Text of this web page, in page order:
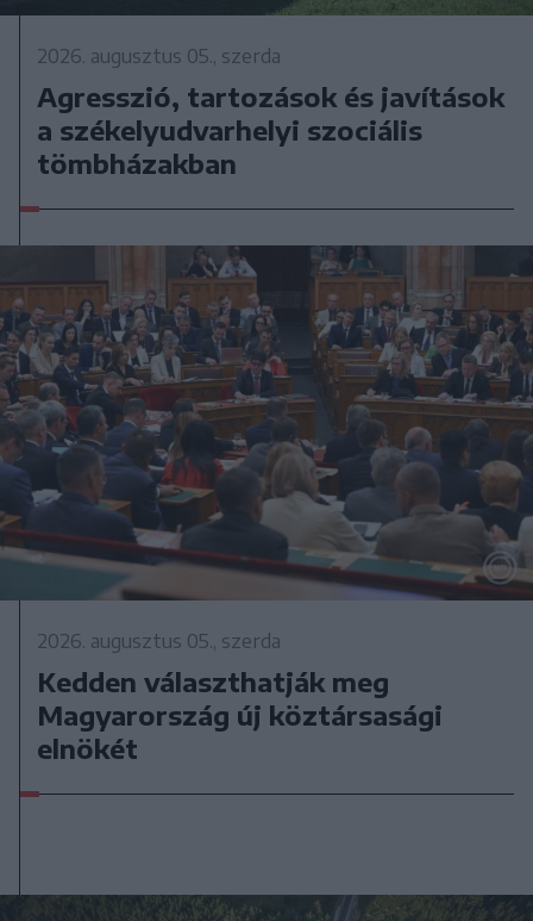
2026. augusztus 05., szerda
Agresszió, tartozások és javítások
a székelyudvarhelyi szociális
tömbházakban
2026. augusztus 05., szerda
Kedden választhatják meg
Magyarország új köztársasági
elnökét